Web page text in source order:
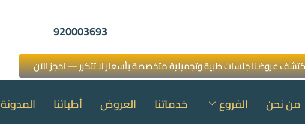
920003693
عروضنا جلسات طبية وتجميلية متخصصة بأسعار لا تتكرر — احجز الآن
من نحن الفروع خدماتنا العروض أطبائنا المدونة